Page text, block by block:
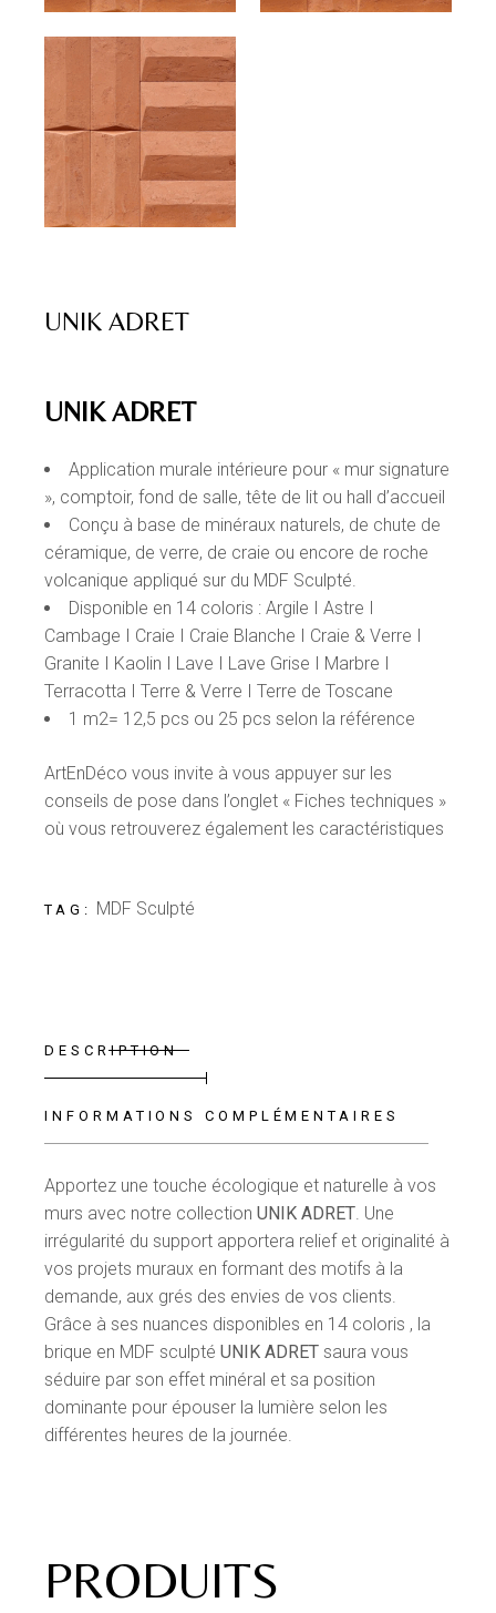
UNIK ADRET
UNIK ADRET
Application murale intérieure pour « mur signature
», comptoir, fond de salle, tête de lit ou hall d’accueil
Conçu à base de minéraux naturels, de chute de
céramique, de verre, de craie ou encore de roche
volcanique appliqué sur du MDF Sculpté.
Disponible en 14 coloris : Argile I Astre I
Cambage I Craie I Craie Blanche I Craie & Verre I
Granite I Kaolin I Lave I Lave Grise I Marbre I
Terracotta I Terre & Verre I Terre de Toscane
1 m2= 12,5 pcs ou 25 pcs selon la référence
ArtEnDéco vous invite à vous appuyer sur les
conseils de pose dans l’onglet « Fiches techniques »
où vous retrouverez également les caractéristiques
TAG: MDF Sculpté
DESCRIPTION
INFORMATIONS COMPLÉMENTAIRES
Apportez une touche écologique et naturelle à vos
murs avec notre collectionUNIK ADRET. Une
irrégularité du support apportera relief et originalité à
vos projets muraux en formant des motifs à la
demande, aux grés des envies de vos clients.
Grâce à ses nuances disponibles en 14 coloris , la
brique en MDF sculptéUNIK ADRET saura vous
séduire par son effet minéral et sa position
dominante pour épouser la lumière selon les
différentes heures de la journée.
PRODUITS